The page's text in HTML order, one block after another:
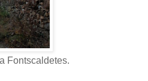
Fontscaldetes.